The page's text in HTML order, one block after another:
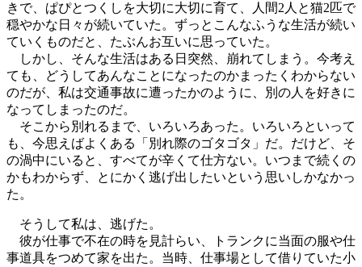
きで、ぱぴとつくしを大切に大切に育て、人間2人と猫2匹で
穏やかな日々が続いていた。ずっとこんなふうな生活が続い
ていくものだと、たぶんお互いに思っていた。
しかし、そんな生活はある日突然、崩れてしまう。今考え
ても、どうしてあんなことになったのかまったくわからない
のだが、私は交通事故に遭ったかのように、別の人を好きに
なってしまったのだ。
そこから別れるまで、いろいろあった。いろいろといって
も、今思えばよくある「別れ際のゴタゴタ」だ。だけど、そ
の渦中にいると、すべてが辛くて仕方ない。いつまで続くの
かもわからず、とにかく逃げ出したいという思いしかなかっ
た。
そうして私は、逃げた。
彼が仕事で不在の時を見計らい、トランクに当面の服や仕
事道具をつめて家を出た。当時、仕事場として借りていた小